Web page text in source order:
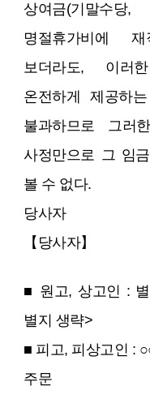
상여금(기말수
명절휴가비에
보더라도, 이러
온전하게 제공하
불과하므로 그러
사정만으로 그 임
볼 수 없다.
당사자
【당사자】
■ 원고, 상고인 :
별지 생략>
■ 피고, 피상고인 :
주문